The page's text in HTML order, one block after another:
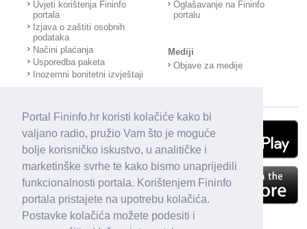
Portal Fininfo.hr koristi kolačiće kako bi
valjano radio, pružio Vam što je moguće
bolje korisničko iskustvo, u analitičke i
marketinške svrhe te kako bismo unaprijedili
funkcionalnosti portala. Korištenjem Fininfo
portala pristajete na upotrebu kolačića.
Postavke kolačića možete podesiti i
Uvjeti korištenja Fininfo
portala
Izjava o zaštiti osobnih
podataka
Načini plaćanja
Usporedba paketa
Inozemni bonitetni izvještaji
Oglašavanje na Fininfo
portalu
Mediji
Objave za medije